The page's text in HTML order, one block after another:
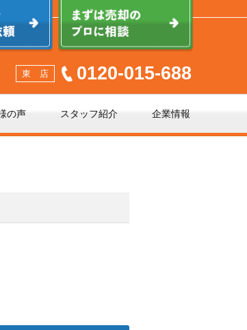
東 店 0120-015-688
の声 スタッフ紹介 企業情報